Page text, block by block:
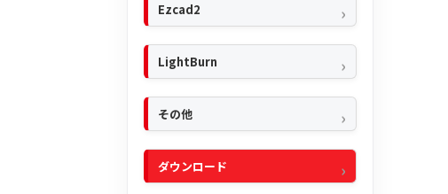
Ezcad2
LightBurn
その他
ダウンロード